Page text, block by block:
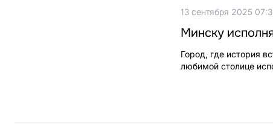
13 сентября 2025
Минску
Город, где история
любимой столице